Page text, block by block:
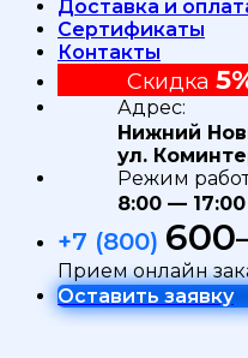
Доставка и
Сертификаты
Контакты
Скидка
Адрес:
Нижний
ул.
Режим
8:00 — 17:00
+7 (800)
Прием онлайн
Оставить заявку